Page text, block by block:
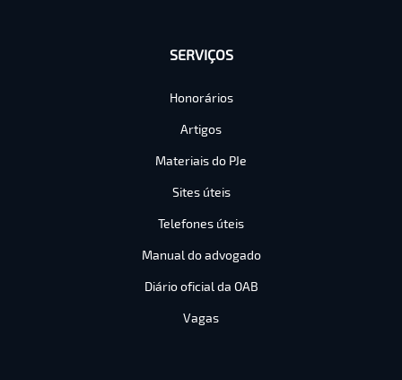
SERVIÇOS
Honorários
Artigos
Materiais do PJe
Sites úteis
Telefones úteis
Manual do advogado
Diário oficial da OAB
Vagas